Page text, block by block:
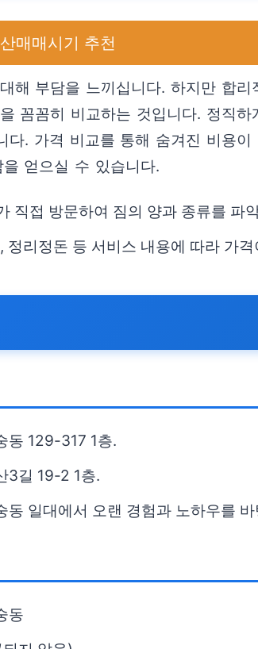
매매시기 추천
해 부담을 느끼십니다. 하지만 합
꼼꼼히 비교하는 것입니다. 정직
다. 가격 비교를 통해 숨겨진 비용
얻으실 수 있습니다.
직접 방문하여 짐의 양과 종류를 파
정리정돈 등 서비스 내용에 따라 가
동 129-317 1층.
3길 19-2 1층.
동 일대에서 오랜 경험과 노하우를
동